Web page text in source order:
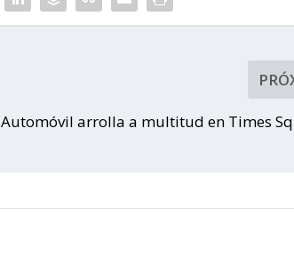
Automóvil arrolla a multitud en Times